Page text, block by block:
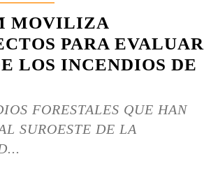
MOVILIZA
PARA EVALUAR
LOS INCENDIOS DE
FORESTALES QUE HAN
SUROESTE DE LA